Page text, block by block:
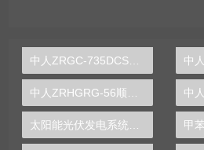
中人ZRGC-735DCS分布式过程控制系统实训装置